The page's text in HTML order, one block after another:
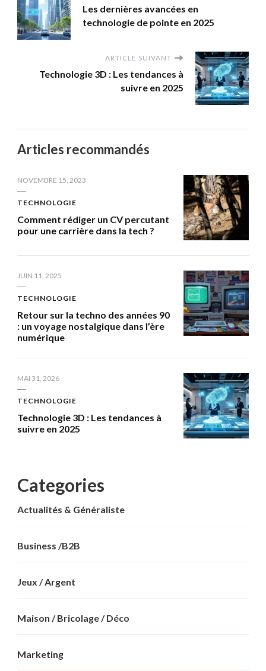
Les dernières avancées en
technologie de pointe en 2025
ARTICLE SUIVANT
Technologie 3D : Les tendances à
suivre en 2025
Articles recommandés
NOVEMBRE 15, 2023
TECHNOLOGIE
Comment rédiger un CV percutant
pour une carrière dans la tech ?
JUIN 11, 2025
TECHNOLOGIE
Retour sur la techno des années 90
: un voyage nostalgique dans l’ère
numérique
MAI 31, 2026
TECHNOLOGIE
Technologie 3D : Les tendances à
suivre en 2025
Categories
Actualités & Généraliste
Business /B2B
Jeux / Argent
Maison / Bricolage / Déco
Marketing